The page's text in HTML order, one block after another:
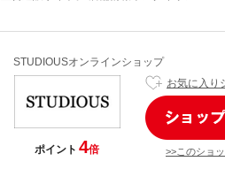
STUDIOUSオンラインショップ
ポイント 4倍
お気に入り
>>このショ